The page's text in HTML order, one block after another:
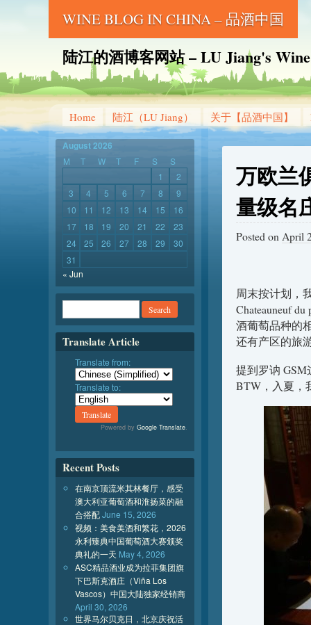
WINE BLOG IN CHINA – 品酒中国
陆江的酒博客网站 – LU Jiang's
Home 陆江（LU Jiang） 关于【品酒中国】
万欧兰
量级名
Posted on April
周末按计划，
Chateauneuf
酒葡萄品种的
还有产区的旅
提到罗讷
BTW，入夏，
August 2026
M T W T F S
S
1
2
3
4 5 6 7 8
9
10
11 12 13 14 15
16
17
18 19 20 21 22
23
24
25 26 27 28 29
30
31
« Jun
Translate Article
Translate from:
Translate to:
Powered by Google Translate.
Recent Posts
在南京顶流米其林餐厅，感受
澳大利亚葡萄酒和淮扬菜的融
合搭配June 15, 2026
视频：美食美酒和繁花，2026
永利臻典中国葡萄酒大赛颁奖
典礼的一天 May 4, 2026
ASC精品酒业成为拉菲集团旗
下巴斯克酒庄（Viña Los
Vascos）中国大陆独家经销商
April 30, 2026
世界马尔贝克日，北京庆祝活